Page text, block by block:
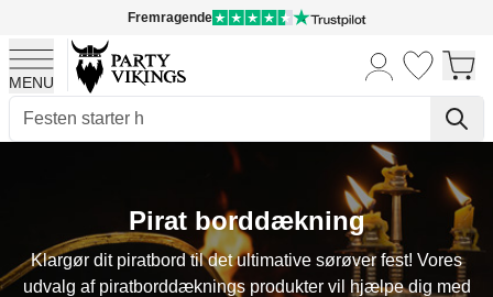
Fremragende
MENU
Pirat borddækning
Klargør dit piratbord til det ultimative sørøver fest! Vores
udvalg af piratborddæknings produkter vil hjælpe dig med